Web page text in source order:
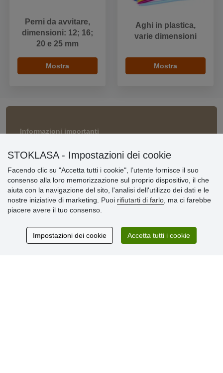
Perni da avvitare,
dimensioni: 12; 16;
20 e 25 mm
Mostra
Aghi in plastica,
varie dimensioni
Mostra
Informazioni importanti
» Termini & Condizioni
» Informativa sulla Privacy
» Consegna e pagamento
» Garanzia e resi
» Programma fedeltà
Recensioni
dei clienti
STOKLASA - Impostazioni dei cookie
Facendo clic su "Accetta tutti i cookie", l’utente fornisce il suo
consenso alla loro memorizzazione sul proprio dispositivo, il che
aiuta con la navigazione del sito, l'analisi dell'utilizzo dei dati e le
nostre iniziative di marketing. Puoi rifiutarti di farlo , ma ci farebbe
piacere avere il tuo consenso.
Impostazioni dei cookie Accetta tutti i cookie